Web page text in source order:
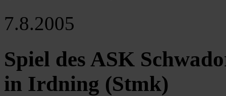
7.8.2005
Spiel des ASK
in Irdning (Stmk)